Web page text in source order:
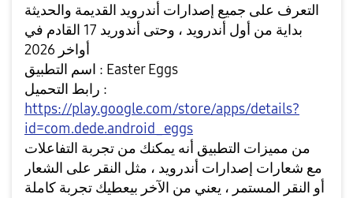
التعرف على جميع إصدارات أندرويد القديمة والحديثة
بداية من أول أندرويد ، وحتى أندوريد 17 القادم في
أواخر 2026
اسم التطبيق : Easter Eggs
رابط التحميل :
https://play.google.com/store/apps/details?
id=com.dede.android_eggs
من مميزات التطبيق أنه يمكنك من تجربة التفاعلات
مع شعارات إصدارات أندرويد ، مثل النقر على الشعار
أو النقر المستمر ، يعني من الآخر بيعطيك تجربة كاملة